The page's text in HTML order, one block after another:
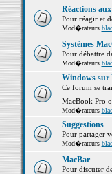
Réactions
Pour réagir et
Mod�rateurs
Systèmes
Pour débattre
Mod�rateurs
Windows sur
Ce forum se
MacBook Pro
Mod�rateurs
Suggestions
Pour partager
Mod�rateurs
MacBar
Pour discuter